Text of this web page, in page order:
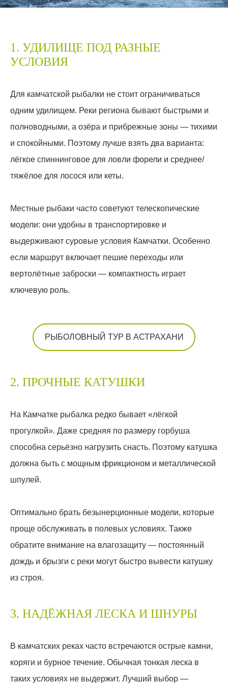
1. УДИЛИЩЕ ПОД РАЗНЫЕ
УСЛОВИЯ
Для камчатской рыбалки не стоит ограничиваться
одним удилищем. Реки региона бывают быстрыми и
полноводными, а озёра и прибрежные зоны — тихими
и спокойными. Поэтому лучше взять два варианта:
лёгкое спиннинговое для ловли форели и среднее/
тяжёлое для лосося или кеты.
Местные рыбаки часто советуют телескопические
модели: они удобны в транспортировке и
выдерживают суровые условия Камчатки. Особенно
если маршрут включает пешие переходы или
вертолётные заброски — компактность играет
ключевую роль.
РЫБОЛОВНЫЙ ТУР В АСТРАХАНИ
2. ПРОЧНЫЕ КАТУШКИ
На Камчатке рыбалка редко бывает «лёгкой
прогулкой». Даже средняя по размеру горбуша
способна серьёзно нагрузить снасть. Поэтому катушка
должна быть с мощным фрикционом и металлической
шпулей.
Оптимально брать безынерционные модели, которые
проще обслуживать в полевых условиях. Также
обратите внимание на влагозащиту — постоянный
дождь и брызги с реки могут быстро вывести катушку
из строя.
3. НАДЁЖНАЯ ЛЕСКА И ШНУРЫ
В камчатских реках часто встречаются острые камни,
коряги и бурное течение. Обычная тонкая леска в
таких условиях не выдержит. Лучший выбор —